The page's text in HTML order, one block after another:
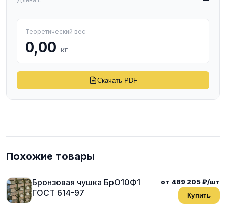
Теоретический вес
0,00 кг
Скачать PDF
Похожие товары
Бронзовая чушка БрО10Ф1
ГОСТ 614-97
от 489 205 ₽/шт
Купить